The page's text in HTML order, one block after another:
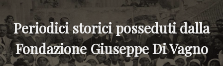
Periodici storici posseduti dalla
Fondazione Giuseppe Di Vagno